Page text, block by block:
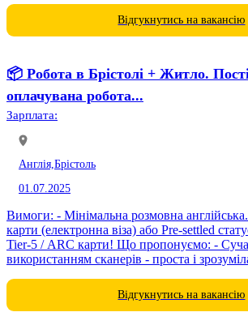
Відгукнутись на вакансію
📦 Робота в Брістолі + Житло.
оплачувана робота...
Зарплата:
Англія, Брістоль
01.07.2025
Вимоги: - Мінімальна розмовна
карти (електронна віза) або Pre-settled
Tier-5 / ARC карти! Що пропонуємо: - Сучасний склад з
використанням сканерів - проста і
Відгукнутись на вакансію